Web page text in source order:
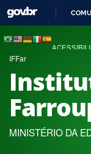
IFFar
MINISTÉRIO DA